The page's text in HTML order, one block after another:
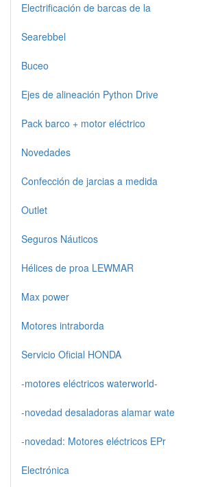
Electrificación de barcas de la
Searebbel
Buceo
Ejes de alineación Python Drive
Pack barco + motor eléctrico
Novedades
Confección de jarcias a medida
Outlet
Seguros Náuticos
Hélices de proa LEWMAR
Max power
Motores intraborda
Servicio Oficial HONDA
-motores eléctricos waterworld-
-novedad desaladoras alamar wate
-novedad: Motores eléctricos EPr
Electrónica